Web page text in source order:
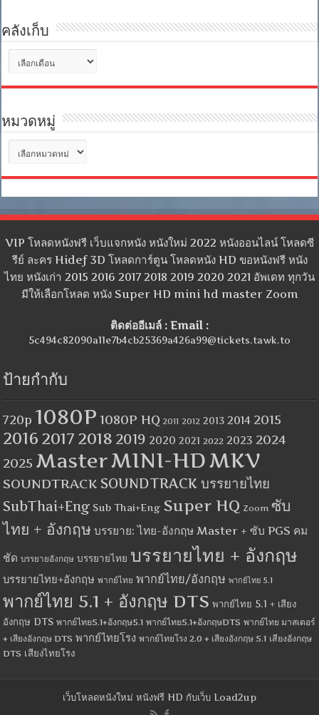
คลังเก็บ
เก็บ
หมวดหมู่
หมู่
VIP โหลดหนังฟรี เว็บแจกหนัง หนังใหม่ 2022 หนังออนไลน์ โหลดซี
รีย์ ละคร Hidef 3D โหลดการ์ตูน โหลดหนัง HD ขอหนังฟรี หนัง
ไทย หนังเก่า 2015 2016 2017 2018 2019 2020 2021 อัพเดท ทุกวัน
มีให้เลือกโหลด หนัง Super HD mini hd master Zoom
ติดต่ออีเมล์ : Email :
5c494c82090a11e7b4cb25369a426a99@tickets.tawk.to
ป้ายกำกับ
720p 1080P 1080P HQ 2011 2012 2013 2014 2015
2016 2017 2018 2019 2020 2021 2022 2023 2024
2025 MasterMINI-HDMKV
SOUNDTRACK SOUNDTRACK บรรยายไทย
SubThai+Eng Sub Thai+Eng Super HQ Zoom ซับ
ไทย + อังกฤษ บรรยาย: ไทย-อังกฤษ Master + ซับ PGS คม
ชัด บรรยายอังกฤษ บรรยายไทย บรรยายไทย + อังกฤษ
บรรยายไทย+อังกฤษ พากย์ไทย พากย์ไทย/อังกฤษ พากย์ไทย 5.1
พากย์ไทย 5.1 + อังกฤษ DTS พากย์ไทย 5.1 + เสียง
อังกฤษ DTS พากย์ไทย5.1+อังกฤษ5.1 พากย์ไทย5.1+อังกฤษDTS พากย์ไทย มาสเตอร์
+ เสียงอังกฤษ DTS พากย์ไทยโรง พากย์ไทยโรง 2.0 + เสียงอังกฤษ 5.1 เสียงอังกฤษ
DTS เสียงไทยโรง
เว็บโหลดหนังใหม่ หนังฟรี HD กับเว็บ Load2up